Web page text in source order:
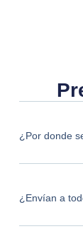
¿Por donde
¿Envían a